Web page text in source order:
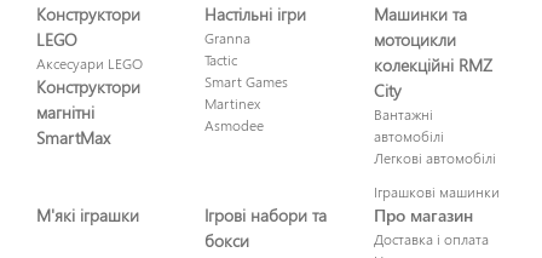
Конструктори
LEGO
Аксесуари LEGO
Конструктори
магнітні
SmartMax
Настільні ігри
Granna
Tactic
Smart Games
Martinex
Asmodee
Машинки та
мотоцикли
колекційні RMZ
City
Вантажні
автомобілі
Легкові автомобілі
Іграшкові машинки
М'які іграшки
Ігрові набори та
бокси
Про магазин
Доставка і оплата